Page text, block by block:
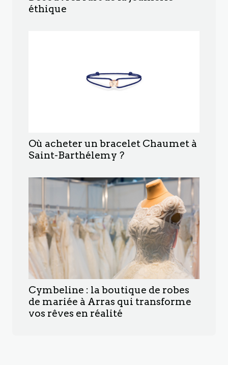
éthique
Où acheter un bracelet Chaumet à
Saint-Barthélemy ?
Cymbeline : la boutique de robes
de mariée à Arras qui transforme
vos rêves en réalité